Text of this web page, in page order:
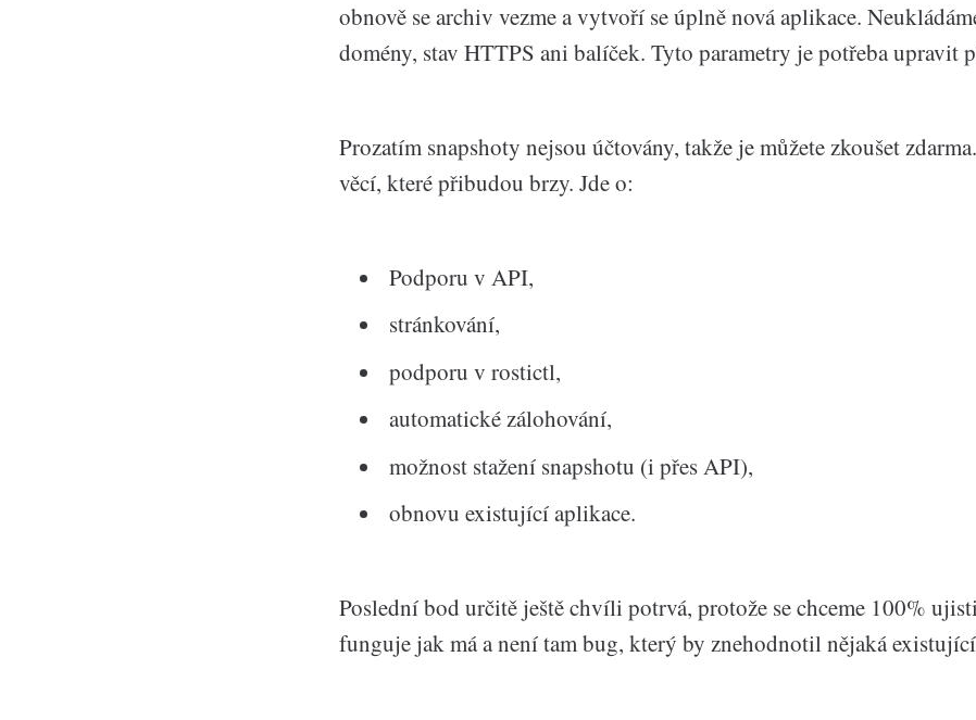
obnově se archiv vezme a vytvoří se úplně nová aplikace.
domény, stav HTTPS ani balíček. Tyto parametry je potřeba upravit
Prozatím snapshoty nejsou účtovány, takže je můžete zkoušet
věcí, které přibudou brzy. Jde o:
Podporu v API,
stránkování,
podporu v rostictl,
automatické zálohování,
možnost stažení snapshotu (i přes API),
obnovu existující aplikace.
Poslední bod určitě ještě chvíli potrvá, protože se chceme 100%
funguje jak má a není tam bug, který by znehodnotil nějaká